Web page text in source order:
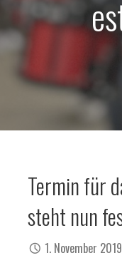
Termin für
steht nun
1. November 2019